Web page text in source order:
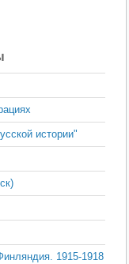
истории"
1915-1918